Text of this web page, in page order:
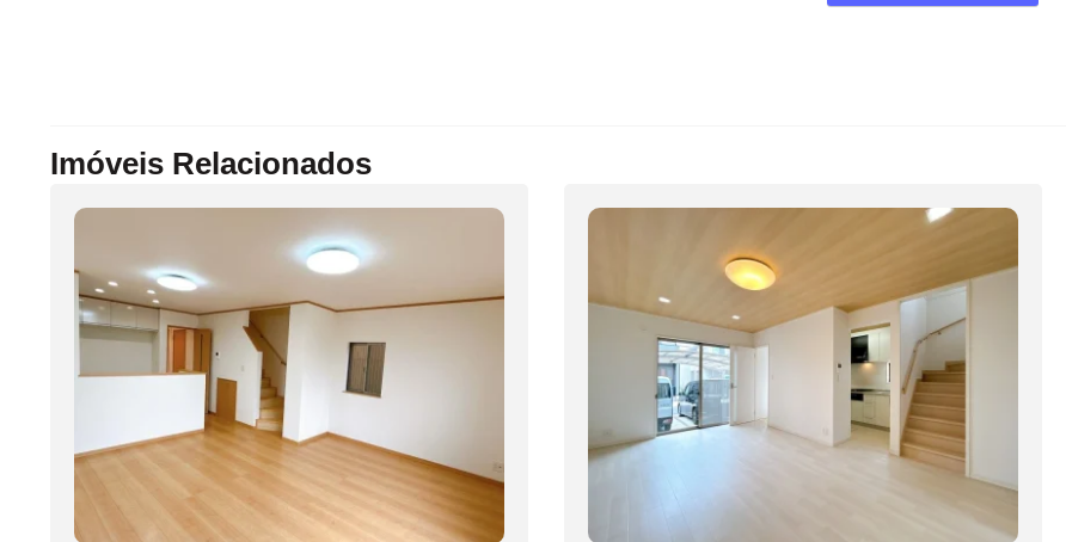
Imóveis Relacionados